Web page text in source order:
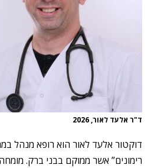
ד"ר אלעד לאור, 2026
דוקטור אלעד לאור הוא רופא מנהל
רימונים” אשר ממוקם בבני ברק.